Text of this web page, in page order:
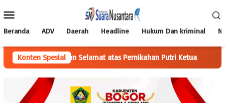
ke
Mobile
Beranda ADV Daerah Headline Hukum Dan kriminal
Konten Spesial
Ucapkan Selamat atas Pernikahan Putri Ketua Yunisa